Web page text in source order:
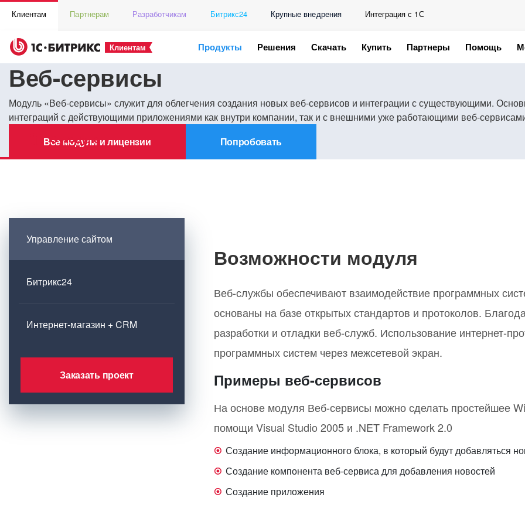
Клиентам Партнерам Разработчикам Битрикс24 Крупные внедрения Интеграция с 1С
Клиентам Продукты Решения Скачать Купить Партнеры Помощь
Веб-сервисы
Модуль «Веб-сервисы» служит для облегчения создания новых веб-сервисов и интеграции с существующими.
интеграций с действующими приложениями как внутри компании, так и с внешними уже работающими веб-
Все модули и лицензии
Попробовать
О модуле
Управление сайтом
Битрикс24
Интернет-магазин + CRM
Заказать проект
Возможности модуля
Веб-службы обеспечивают взаимодействие программных
основаны на базе открытых стандартов и протоколов.
разработки и отладки веб-служб. Использование интернет-
программных систем через межсетевой экран.
Примеры веб-сервисов
На основе модуля Веб-сервисы можно сделать простейшее
помощи Visual Studio 2005 и .NET Framework 2.0
Создание информационного блока, в который будут добавляться
Создание компонента веб-сервиса для добавления новостей
Создание приложения